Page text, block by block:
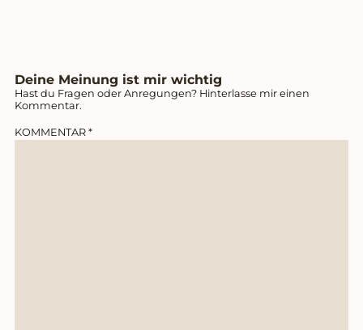
Deine Meinung ist mir wichtig
Hast du Fragen oder Anregungen? Hinterlasse mir einen
Kommentar.
KOMMENTAR *